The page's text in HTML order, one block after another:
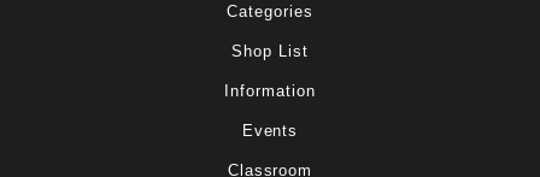
Categories
Shop List
Information
Events
Classroom